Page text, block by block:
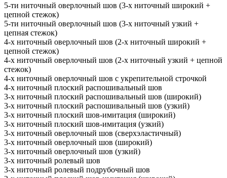
5-ти ниточный оверлочный шов (3-х ниточный широкий +
цепной стежок)
5-ти ниточный оверлочный шов (3-х ниточный узкий +
цепная стежок)
4-х ниточный оверлочный шов (2-х ниточный широкий +
цепной стежок)
4-х ниточный оверлочный шов (2-х ниточный узкий + цепной
стежок)
4-х ниточный оверлочный шов с укрепительной строчкой
4-х ниточный плоский распошивальный шов
3-х ниточный плоский распошивальный шов (широкий)
3-х ниточный плоский распошивальный шов (узкий)
3-х ниточный плоский шов-имитация (широкий)
3-х ниточный плоский шов-имитация (узкий)
3-х ниточный оверлочный шов (сверхэластичный)
3-х ниточный оверлочный шов (широкий)
3-х ниточный оверлочный шов (узкий)
3-х ниточный ролевый шов
3-х ниточный ролевый подрубочный шов